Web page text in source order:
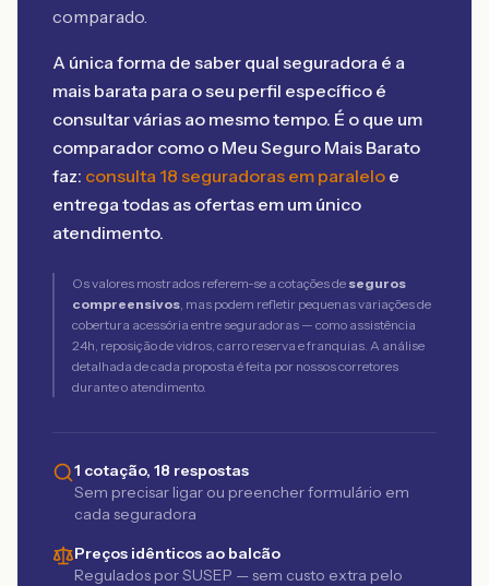
comparado.
A única forma de saber qual seguradora é a
mais barata para o seu perfil específico é
consultar várias ao mesmo tempo. É o que um
comparador como o Meu Seguro Mais Barato
faz: consulta 18 seguradoras em paralelo e
entrega todas as ofertas em um único
atendimento.
Os valores mostrados referem-se a cotações de seguros
compreensivos, mas podem refletir pequenas variações de
cobertura acessória entre seguradoras — como assistência
24h, reposição de vidros, carro reserva e franquias. A análise
detalhada de cada proposta é feita por nossos corretores
durante o atendimento.
1 cotação, 18 respostas
Sem precisar ligar ou preencher formulário em
cada seguradora
Preços idênticos ao balcão
Regulados por SUSEP — sem custo extra pelo